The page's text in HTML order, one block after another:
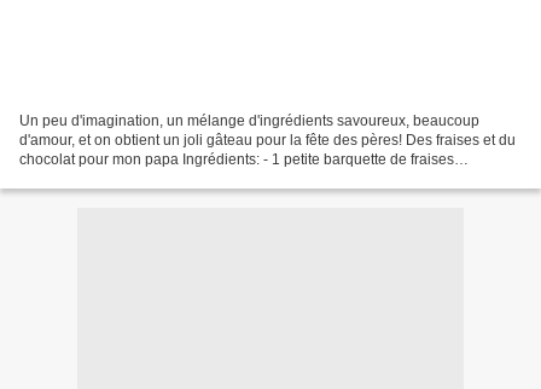
Un peu d'imagination, un mélange d'ingrédients savoureux, beaucoup
d'amour, et on obtient un joli gâteau pour la fête des pères! Des fraises et du
chocolat pour mon papa Ingrédients: - 1 petite barquette de fraises